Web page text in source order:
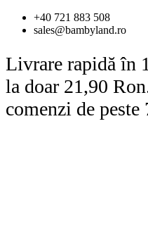
+40 721 883 508
sales@bambyland.ro
Livrare rapidă în
la doar 21,90
comenzi de peste